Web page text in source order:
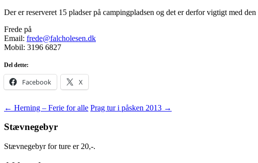
Der er reserveret 15 pladser på campingpladsen og det er derfor vigtigt med
Frede på
Email: frede@falcholesen.dk
Mobil: 3196 6827
Del dette:
Facebook X
Indlægsnavigation
← Herning – Ferie for alle Prag tur i påsken 2013 →
Stævnegebyr
Stævnegebyr for ture er 20,-.